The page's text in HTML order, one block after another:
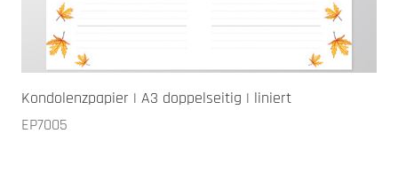
Kondolenzpapier | A3 doppelseitig | liniert
EP7005